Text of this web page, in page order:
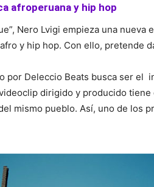
afroperuana y hip hop
Nero Lvigi empieza una
y hip hop. Con ello, pretende
por Deleccio Beats busca ser el
dirigido y producido
mismo pueblo. Así, uno de los